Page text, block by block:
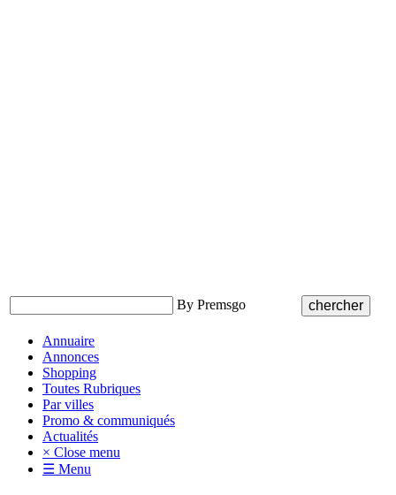
By Premsgo
Annuaire
Annonces
Shopping
Toutes Rubriques
Par villes
Promo & communiqués
Actualités
× Close menu
☰ Menu